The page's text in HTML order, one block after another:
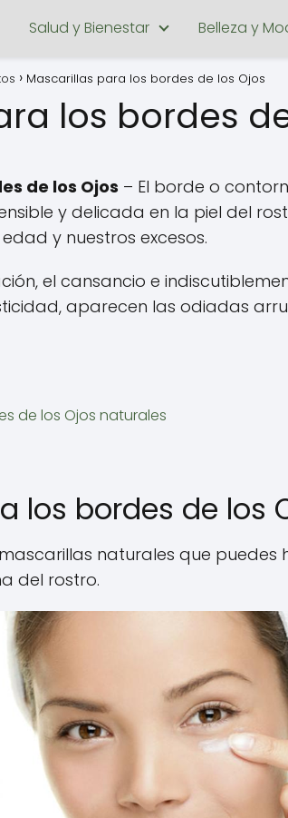
Salud y Bienestar Belleza y
Mascarillas para los bordes de los Ojos
los bordes
de los Ojos – El borde o
y delicada en la piel del
y nuestros excesos.
el cansancio e
aparecen las odiadas
de los Ojos naturales
los bordes de los
naturales que
del rostro.